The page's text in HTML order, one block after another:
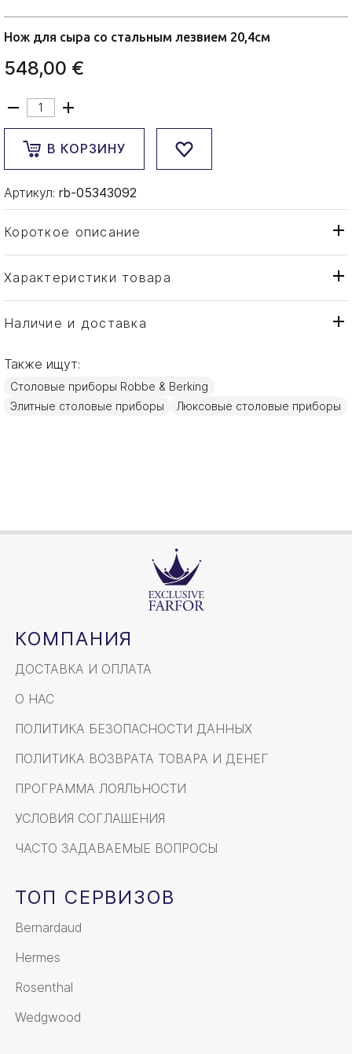
Нож для сыра со стальным лезвием 20,4см
548,00 €
В КОРЗИНУ
Артикул: rb-05343092
Короткое описание
Характеристики товара
Тип товара
Нож
Бренд
Страна производителя
Материал
Золото, Серебро
20,4см
Наличие и доставка
Также ищут:
Столовые приборы Robbe & Berking
Элитные столовые приборы
Люксовые столовые приборы
КОМПАНИЯ
ДОСТАВКА И ОПЛАТА
О НАС
ПОЛИТИКА БЕЗОПАСНОСТИ ДАННЫХ
ПОЛИТИКА ВОЗВРАТА ТОВАРА И ДЕНЕГ
ПРОГРАММА ЛОЯЛЬНОСТИ
УСЛОВИЯ СОГЛАШЕНИЯ
ЧАСТО ЗАДАВАЕМЫЕ ВОПРОСЫ
ТОП СЕРВИЗОВ
Bernardaud
Hermes
Rosenthal
Wedgwood